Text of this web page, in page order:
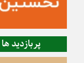
پربازدید ها